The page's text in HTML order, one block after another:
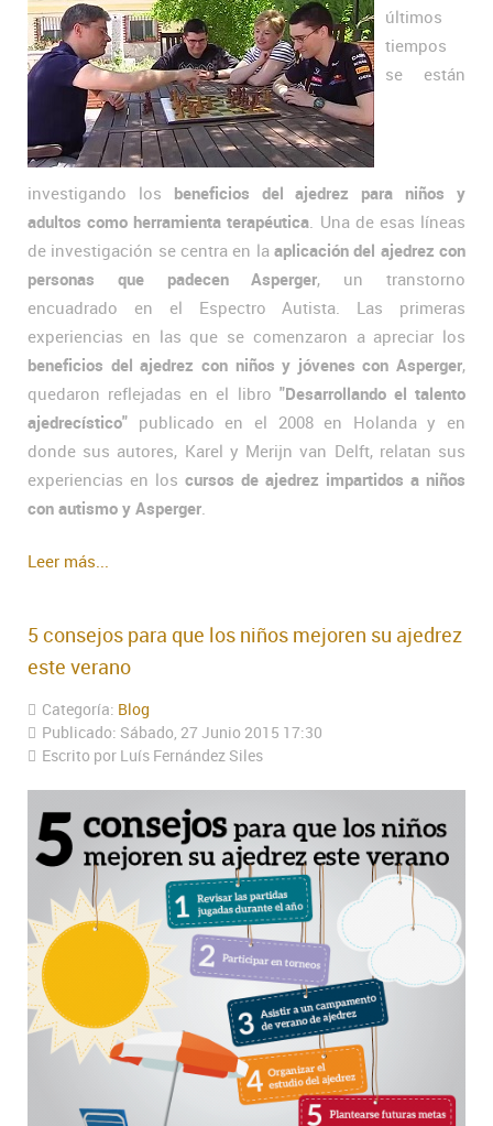
últimos
tiempos
se están
investigando los beneficios del ajedrez para niños y
adultos como herramienta terapéutica . Una de esas líneas
de investigación se centra en la aplicación del ajedrez con
personas que padecen Asperger, un transtorno
encuadrado en el Espectro Autista. Las primeras
experiencias en las que se comenzaron a apreciar los
beneficios del ajedrez con niños y jóvenes con Asperger,
quedaron reflejadas en el libro "Desarrollando el talento
ajedrecístico" publicado en el 2008 en Holanda y en
donde sus autores, Karel y Merijn van Delft, relatan sus
experiencias en los cursos de ajedrez impartidos a niños
con autismo y Asperger
Leer más...
5 consejos para que los niños mejoren su ajedrez
este verano
Categoría: Blog
Publicado: Sábado, 27 Junio 2015 17:30
Escrito por Luís Fernández Siles